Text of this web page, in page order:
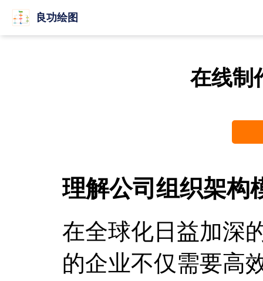
良功绘图
在线制
理解公司组织架构
在全球化日益加深
的企业不仅需要高